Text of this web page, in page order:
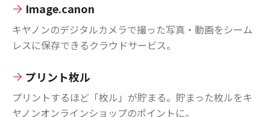
Image.canon
キヤノンのデジタルカメラで撮った写真・動画をシーム
レスに保存できるクラウドサービス。
プリント枚ル
プリントするほど「枚ル」が貯まる。貯まった枚ルをキ
ヤノンオンラインショップのポイントに。